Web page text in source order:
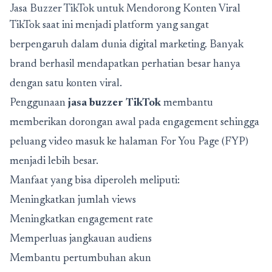
Jasa Buzzer TikTok untuk Mendorong Konten Viral
TikTok saat ini menjadi platform yang sangat
berpengaruh dalam dunia digital marketing. Banyak
brand berhasil mendapatkan perhatian besar hanya
dengan satu konten viral.
Penggunaan jasa buzzer TikTok membantu
memberikan dorongan awal pada engagement sehingga
peluang video masuk ke halaman For You Page (FYP)
menjadi lebih besar.
Manfaat yang bisa diperoleh meliputi:
Meningkatkan jumlah views
Meningkatkan engagement rate
Memperluas jangkauan audiens
Membantu pertumbuhan akun